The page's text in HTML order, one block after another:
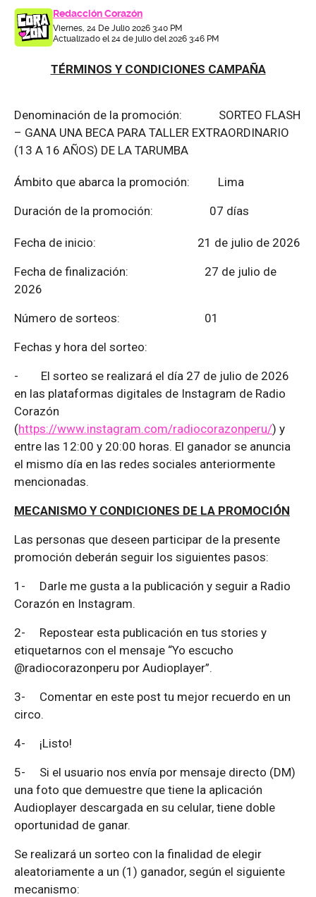
Redacción Corazón
Viernes, 24 De Julio 2026 3:40 PM
Actualizado el 24 de julio del 2026 3:46 PM
TÉRMINOS Y CONDICIONES CAMPAÑA
Denominación de la promoción: SORTEO FLASH
– GANA UNA BECA PARA TALLER EXTRAORDINARIO
(13 A 16 AÑOS) DE LA TARUMBA
Ámbito que abarca la promoción: Lima
Duración de la promoción: 07 días
Fecha de inicio: 21 de julio de 2026
Fecha de finalización:
27 de julio de
2026
Número de sorteos: 01
Fechas y hora del sorteo:
- El sorteo se realizará el día 27 de julio de 2026
en las plataformas digitales de Instagram de Radio
Corazón
(https://www.instagram.com/radiocorazonperu/) y
entre las 12:00 y 20:00 horas. El ganador se anuncia
el mismo día en las redes sociales anteriormente
mencionadas.
MECANISMO Y CONDICIONES DE LA PROMOCIÓN
Las personas que deseen participar de la presente
promoción deberán seguir los siguientes pasos:
1- Darle me gusta a la publicación y seguir a Radio
Corazón en Instagram.
2- Repostear esta publicación en tus stories y
etiquetarnos con el mensaje “Yo escucho
@radiocorazonperu por Audioplayer”.
3- Comentar en este post tu mejor recuerdo en un
circo.
4- ¡Listo!
5- Si el usuario nos envía por mensaje directo (DM)
una foto que demuestre que tiene la aplicación
Audioplayer descargada en su celular, tiene doble
oportunidad de ganar.
Se realizará un sorteo con la finalidad de elegir
aleatoriamente a un (1) ganador, según el siguiente
mecanismo: